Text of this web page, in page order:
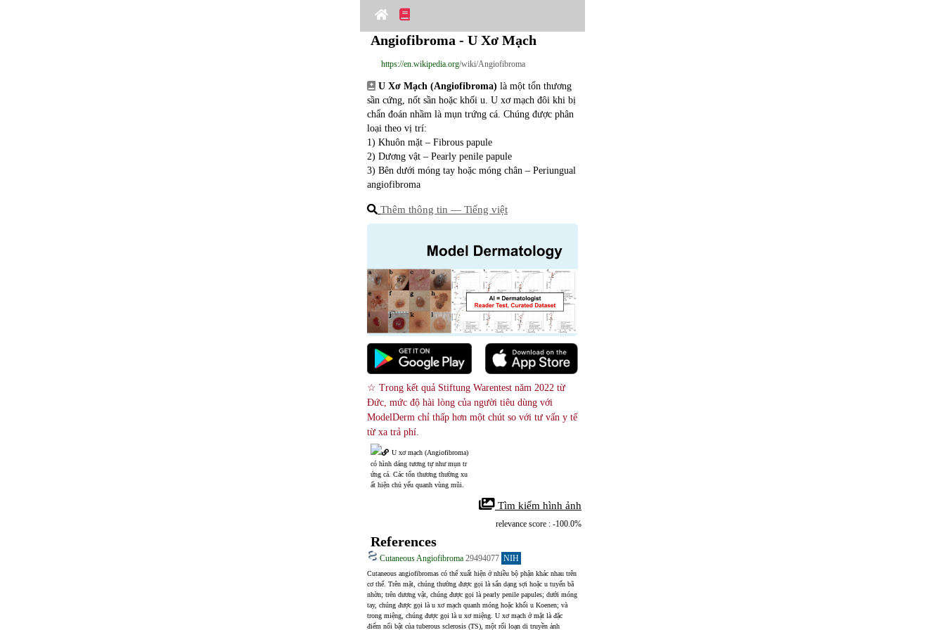
Angiofibroma - U Xơ Mạch
https://en.wikipedia.org/wiki/Angiofibroma
U Xơ Mạch (Angiofibroma) là một tổn thương
sần cứng, nốt sần hoặc khối u. U xơ mạch đôi khi bị
chẩn đoán nhầm là mụn trứng cá. Chúng được phân
loại theo vị trí:
1) Khuôn mặt – Fibrous papule
2) Dương vật – Pearly penile papule
3) Bên dưới móng tay hoặc móng chân – Periungual
angiofibroma
Thêm thông tin ― Tiếng việt
☆ Trong kết quả Stiftung Warentest năm 2022 từ
Đức, mức độ hài lòng của người tiêu dùng với
ModelDerm chỉ thấp hơn một chút so với tư vấn y tế
từ xa trả phí.
U xơ mạch (Angiofibroma)
có hình dáng tương tự như mụn tr
ứng cá. Các tổn thương thường xu
ất hiện chủ yếu quanh vùng mũi.
Tìm kiếm hình ảnh
relevance score : -100.0%
References
Cutaneous Angiofibroma 29494077 NIH
Cutaneous angiofibromas có thể xuất hiện ở nhiều bộ phận khác nhau trên
cơ thể. Trên mặt, chúng thường được gọi là sẩn dạng sợi hoặc u tuyến bã
nhờn; trên dương vật, chúng được gọi là pearly penile papules; dưới móng
tay, chúng được gọi là u xơ mạch quanh móng hoặc khối u Koenen; và
trong miệng, chúng được gọi là u xơ miệng. U xơ mạch ở mặt là đặc
điểm nổi bật của tuberous sclerosis (TS), một rối loạn di truyền ảnh